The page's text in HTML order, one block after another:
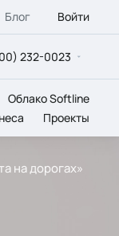
Блог Войти
232-0023
Облако Softline
Проекты
на дорогах»